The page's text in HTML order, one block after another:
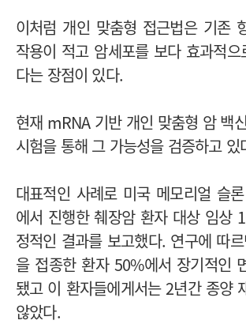
이처럼 개인 맞춤형 접근법은 기존
작용이 적고 암세포를 보다 효과적
다는 장점이 있다.
현재 mRNA 기반 개인 맞춤형 암 백
시험을 통해 그 가능성을 검증하고 있
대표적인 사례로 미국 메모리얼 슬
에서 진행한 췌장암 환자 대상 임상
정적인 결과를 보고했다. 연구에 따
을 접종한 환자 50%에서 장기적인
됐고 이 환자들에게서는 2년간 종양
않았다.